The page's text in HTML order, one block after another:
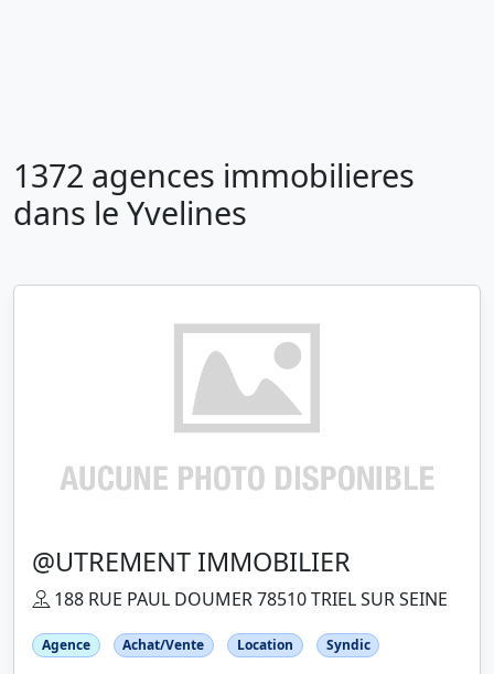
1372 agences immobilieres
dans le Yvelines
@UTREMENT IMMOBILIER
188 RUE PAUL DOUMER 78510 TRIEL SUR SEINE
Agence Achat/Vente Location Syndic